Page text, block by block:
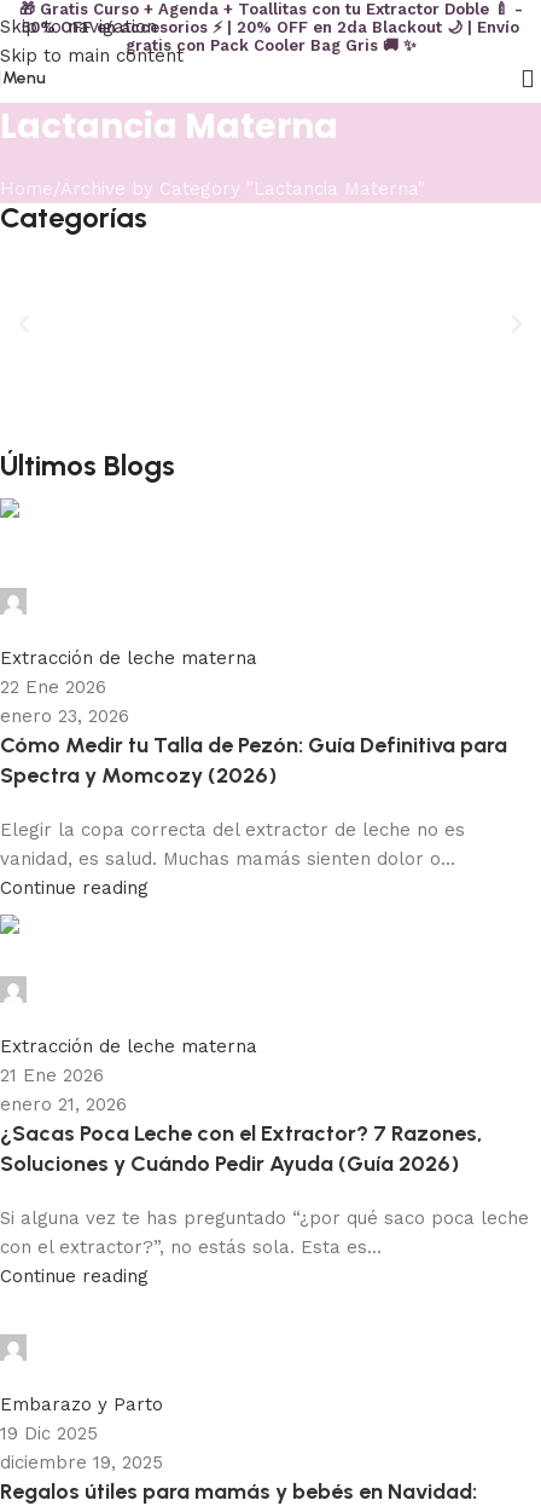
Skip to navigation
Skip to main content
🎁 Gratis Curso + Agenda + Toallitas con tu Extractor Doble 🍼 -
50% OFF en accesorios ⚡ | 20% OFF en 2da Blackout 🌙 | Envío
gratis con Pack Cooler Bag Gris 🚚 ✨
Menu
Lactancia Materna
Home Archive by Category "Lactancia Materna"
Categorías
Últimos Blogs
Extracción de leche materna
22 Ene 2026
enero 23, 2026
Cómo Medir tu Talla de Pezón: Guía Definitiva para
Spectra y Momcozy (2026)
Elegir la copa correcta del extractor de leche no es
vanidad, es salud. Muchas mamás sienten dolor o...
Continue reading
Extracción de leche materna
21 Ene 2026
enero 21, 2026
¿Sacas Poca Leche con el Extractor? 7 Razones,
Soluciones y Cuándo Pedir Ayuda (Guía 2026)
Si alguna vez te has preguntado “¿por qué saco poca leche
con el extractor?”, no estás sola. Esta es...
Continue reading
Embarazo y Parto
19 Dic 2025
diciembre 19, 2025
Regalos útiles para mamás y bebés en Navidad: